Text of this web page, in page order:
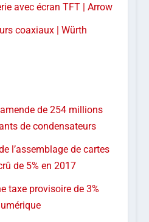
avec écran TFT | Arrow
coaxiaux | Würth
de 254 millions
de condensateurs
l’assemblage de cartes
de 5% en 2017
taxe provisoire de 3%